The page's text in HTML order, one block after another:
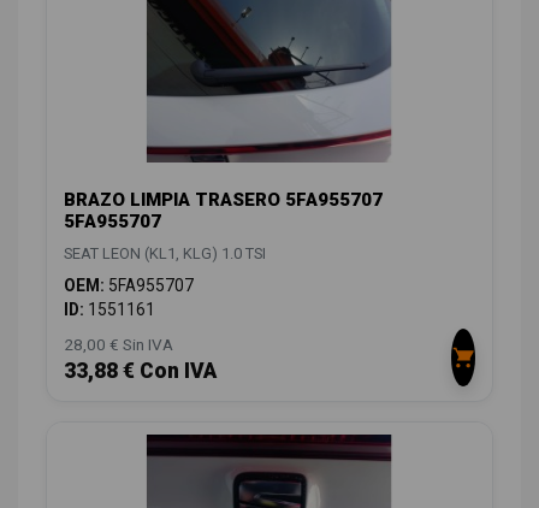
BRAZO LIMPIA TRASERO 5FA955707
5FA955707
SEAT LEON (KL1, KLG) 1.0 TSI
OEM: 5FA955707
ID: 1551161
28,00 € Sin IVA
33,88 € Con IVA